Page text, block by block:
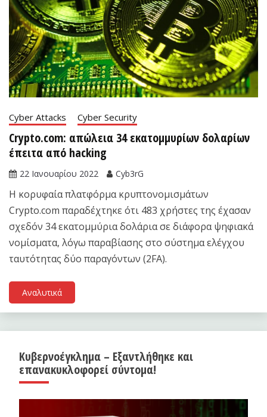
Cyber Attacks Cyber Security
Crypto.com: απώλεια 34 εκατομμυρίων δολαρίων
έπειτα από hacking
22 Ιανουαρίου 2022 Cyb3rG
Η κορυφαία πλατφόρμα κρυπτονομισμάτων
Crypto.com παραδέχτηκε ότι 483 χρήστες της έχασαν
σχεδόν 34 εκατομμύρια δολάρια σε διάφορα ψηφιακά
νομίσματα, λόγω παραβίασης στο σύστημα ελέγχου
ταυτότητας δύο παραγόντων (2FA).
Αναλυτικά
Κυβερνοέγκλημα – Εξαντλήθηκε και
επανακυκλοφορεί σύντομα!